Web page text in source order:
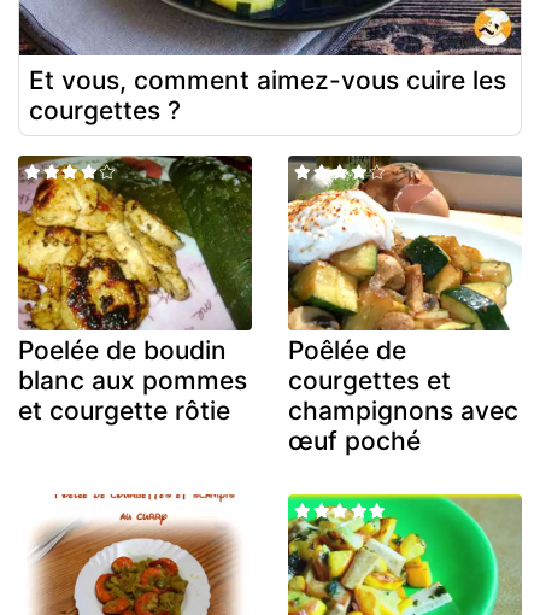
Et vous, comment aimez-vous cuire les
courgettes ?
Poelée de boudin
blanc aux pommes
et courgette rôtie
Poêlée de
courgettes et
champignons avec
œuf poché